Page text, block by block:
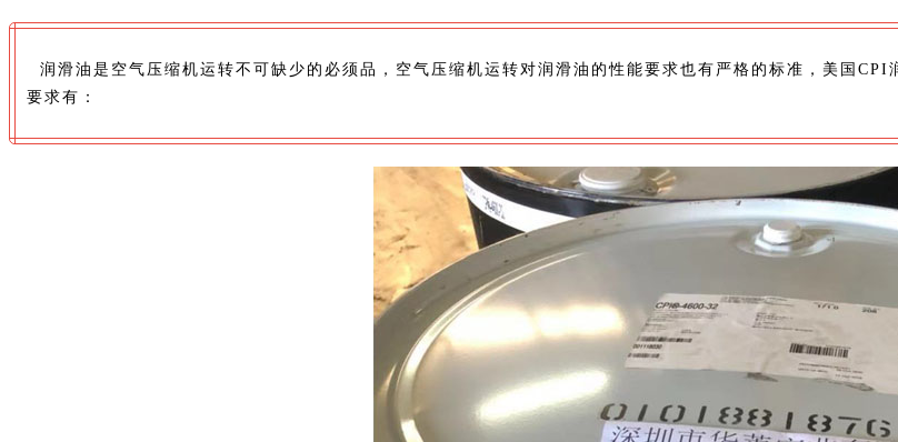
润滑油是空气压缩机运转不可缺少的必须品，空气压缩机运转对润滑油的性能要求也有严格的标准，美国
要求有：